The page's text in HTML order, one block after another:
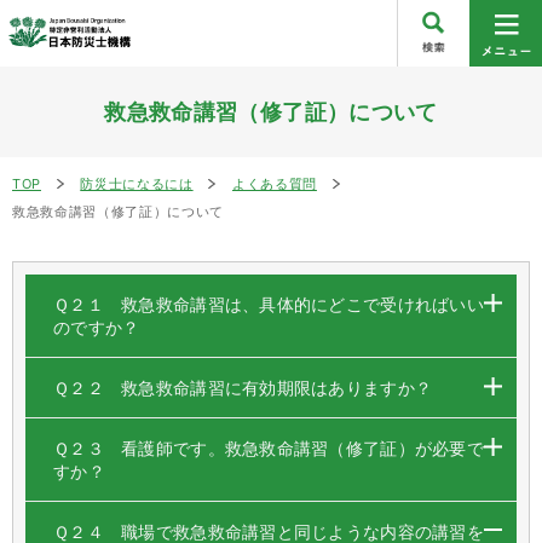
救急救命講習（修了証）について
TOP 防災士になるには
よくある質問
救急救命講習（修了証）について
Ｑ２１ 救急救命講習は、具体的にどこで受ければいい
のですか？
Ｑ２２ 救急救命講習に有効期限はありますか？
Ｑ２３ 看護師です。救急救命講習（修了証）が必要で
すか？
Ｑ２４ 職場で救急救命講習と同じような内容の講習を